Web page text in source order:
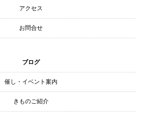
アクセス
お問合せ
ブログ
催し・イベント案内
きものご紹介